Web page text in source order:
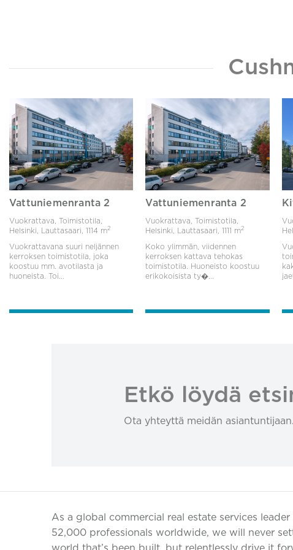
Vattuniemenranta 2
Vuokrattava, Toimistotila,
Helsinki, Lauttasaari, 1114 m2
Vuokrattavana suuri neljännen
kerroksen toimistotila, joka
koostuu mm. avotilasta ja
huoneista. Toi...
Vattuniemenranta 2
Vuokrattava, Toimistotila,
Helsinki, Lauttasaari,1111 m2
Koko ylimmän, viidennen
kerroksen kattava tehokas
toimistotila. Huoneisto koostuu
erikokoisista ty�...
Etkö löydä
Ota yhteyttä meidän asiantuntijaan.
As a global commercial real estate services
52,000 professionals worldwide, we will never
world that’s been built, but relentlessly drive it